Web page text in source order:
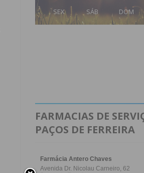
SEX SÁB DOM
FARMACIAS DE
PAÇOS DE FERREIRA